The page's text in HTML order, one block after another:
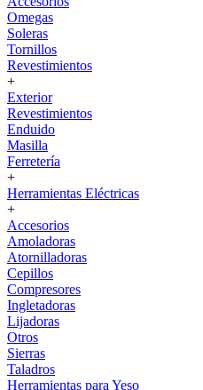
Omegas
Soleras
Tornillos
Revestimientos
+
Exterior
Revestimientos
Enduido
Masilla
Ferretería
+
Herramientas Eléctricas
+
Accesorios
Amoladoras
Atornilladoras
Cepillos
Compresores
Ingletadoras
Lijadoras
Otros
Sierras
Taladros
Herramientas para Yeso